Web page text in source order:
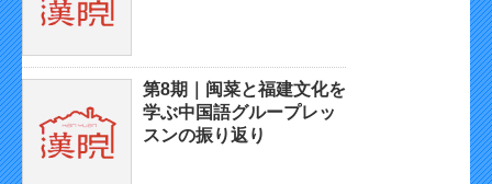
第8期｜闽菜と福建文化を
学ぶ中国語グループレッ
スンの振り返り